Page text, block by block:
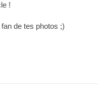
!
de tes photos ;)